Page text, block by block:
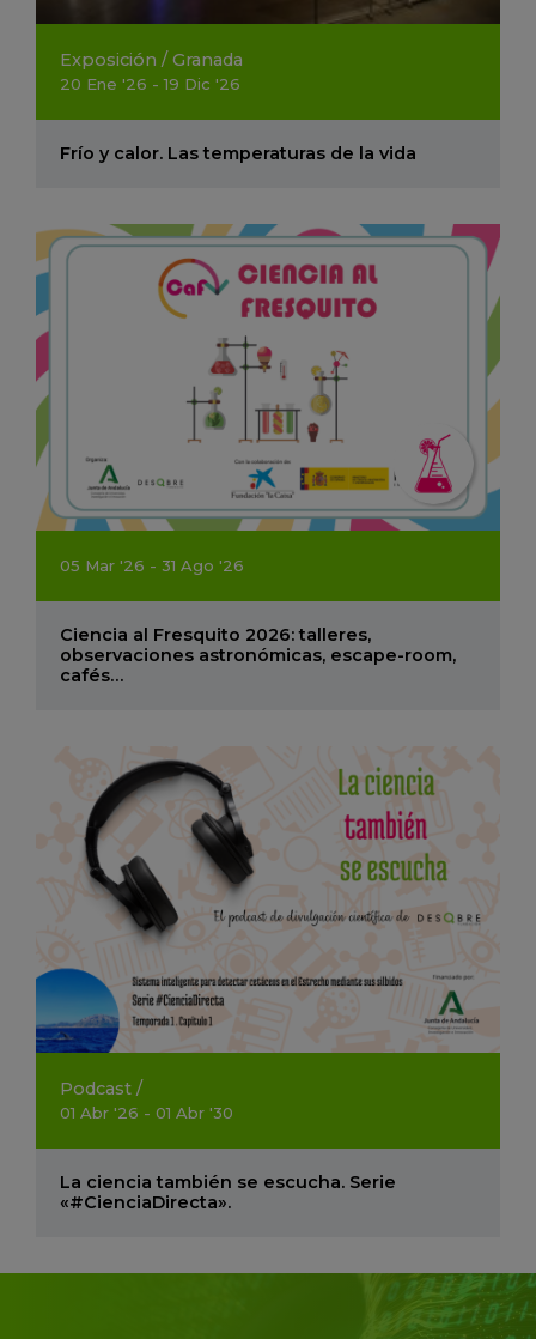
Exposición / Granada
20 Ene '26 - 19 Dic '26
Frío y calor. Las temperaturas de la vida
05 Mar '26 - 31 Ago '26
Ciencia al Fresquito 2026: talleres,
observaciones astronómicas, escape-room,
cafés…
Podcast /
01 Abr '26 - 01 Abr '30
La ciencia también se escucha. Serie
«#CienciaDirecta».